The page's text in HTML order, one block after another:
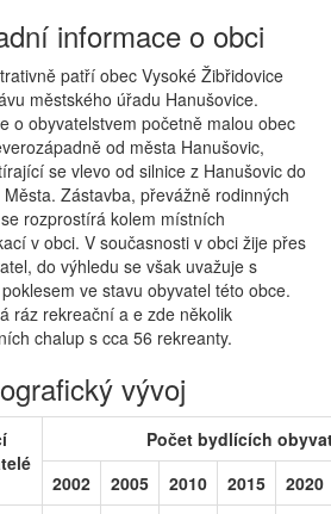
informace o obci
patří obec Vysoké Žibřidovice
městského úřadu Hanušovice.
o obyvatelstvem početně malou obec
od města Hanušovic,
se vlevo od silnice z Hanušovic do
Zástavba, převážně rodinných
rozprostírá kolem místních
v obci. V současnosti v obci žije přes
do výhledu se však uvažuje s
ve stavu obyvatel této obce.
ráz rekreační a e zde několik
chalup s cca 56 rekreanty.
vývoj
Počet bydlících
2002
2005 2010 2015
2020